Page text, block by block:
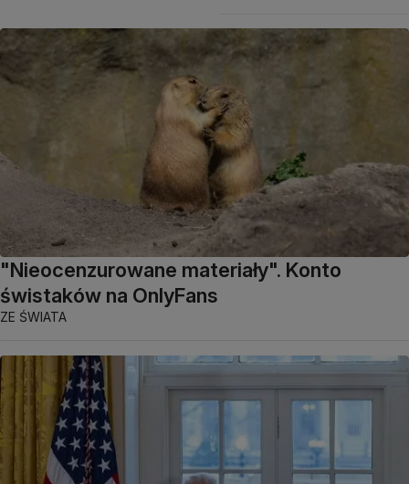
"Nieocenzurowane materiały". Konto
świstaków na OnlyFans
ZE ŚWIATA